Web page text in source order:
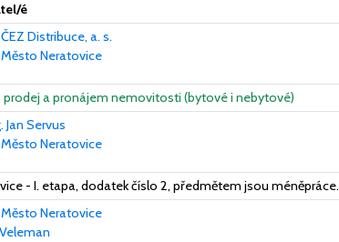
é
ČEZ Distribuce, a. s.
Město Neratovice
prodej a pronájem nemovitosti (bytové i nebytové)
Jan Servus
Město Neratovice
- I. etapa, dodatek číslo 2, předmětem jsou méněpráce.
Město Neratovice